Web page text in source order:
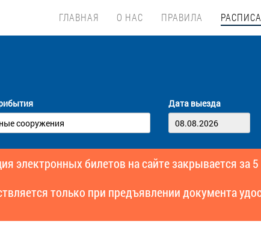
ГЛАВНАЯ О НАС ПРАВИЛА
Дата выезда
электронных билетов на сайте закрывается за
только при предъявлении документа